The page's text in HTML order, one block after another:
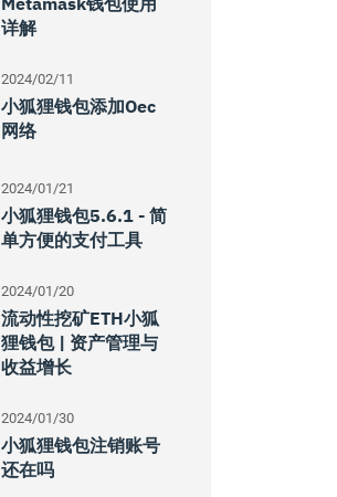
详解
2024/02/11
小狐狸钱包添加oec
网络
2024/01/21
小狐狸钱包5.6.1 - 简
单方便的支付工具
2024/01/20
流动性挖矿ETH小狐
狸钱包 | 资产管理与
收益增长
2024/01/30
小狐狸钱包注销账号
还在吗